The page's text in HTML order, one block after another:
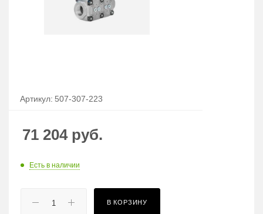
Артикул: 507-307-223
71 204руб.
Есть в наличии
В КОРЗИНУ